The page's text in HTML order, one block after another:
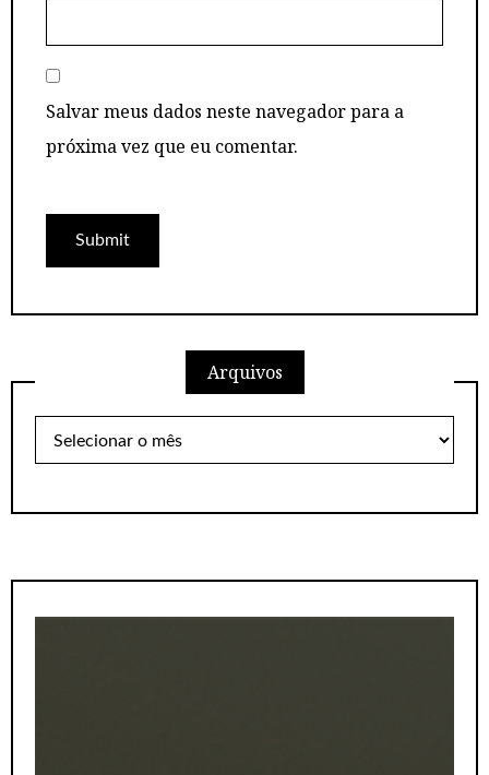
Salvar meus dados neste navegador para a
próxima vez que eu comentar.
Arquivos
Arquivos